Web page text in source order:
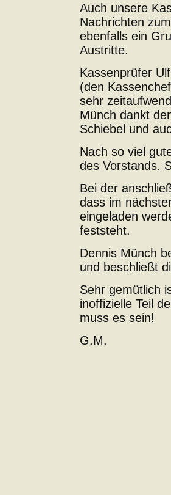
Auch unsere
Nachrichten
ebenfalls ein
Austritte.
Kassenprüfer
(den
sehr
Münch dankt
Schiebel und
Nach so viel
des Vorstands.
Bei der
dass im
eingeladen
feststeht.
Dennis Münch
und beschließt
Sehr gemütlich
inoffizielle Teil
muss es sein!
G.M.